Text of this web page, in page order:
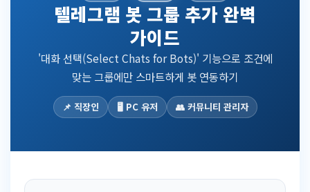
텔레그램 봇 그룹 추가 완벽
가이드
'대화 선택(Select Chats for Bots)' 기능으로 조건에
맞는 그룹에만 스마트하게 봇 연동하기
📌 직장인 🖥️ PC 유저 👥 커뮤니티 관리자